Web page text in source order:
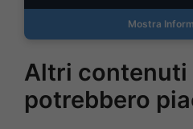
Mostra
Altri contenuti
potrebbero